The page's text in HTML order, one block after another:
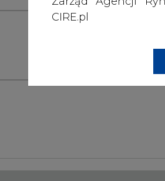
CIRE.pl
z